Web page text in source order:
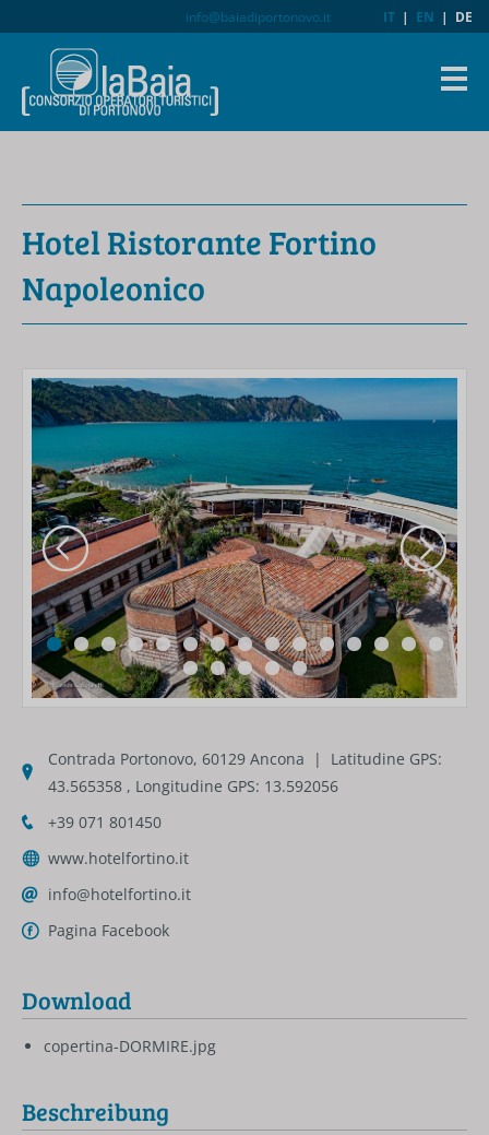
info@baiadiportonovo.it IT | EN | DE
Hotel Ristorante Fortino
Napoleonico
Contrada Portonovo, 60129 Ancona | Latitudine GPS:
43.565358 , Longitudine GPS: 13.592056
+39 071 801450
www.hotelfortino.it
info@hotelfortino.it
Pagina Facebook
Download
copertina-DORMIRE.jpg
Beschreibung